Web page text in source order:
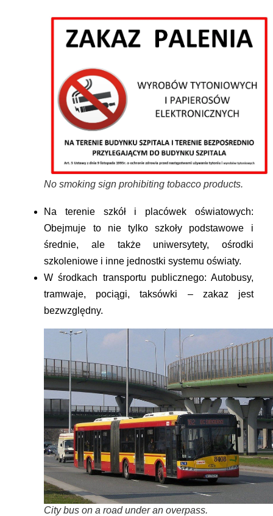
No smoking sign prohibiting tobacco products.
Na terenie szkół i placówek oświatowych:
Obejmuje to nie tylko szkoły podstawowe i
średnie, ale także uniwersytety, ośrodki
szkoleniowe i inne jednostki systemu oświaty.
W środkach transportu publicznego: Autobusy,
tramwaje, pociągi, taksówki – zakaz jest
bezwzględny.
City bus on a road under an overpass.